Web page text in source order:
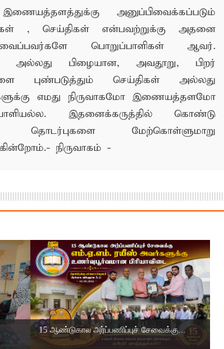
அனுப்பிவைக்கப்படும்
, செய்திகள் என்பவற்றுக்கு அதனை
பொறுப்பாளிகள் ஆவர்.
அல்லது பிழையான, அவதூறு, பிறர்
புண்படுத்தும் செய்திகள் அல்லது
எமது நிருவாகமோ இணையத்தளமோ
இதனைக்கருத்தில் கொண்டு
தொடர்புகளை மேற்கொள்ளுமாறு
நிருவாகம் -
15 ஆண்டுகால அர்ப்பணிப்புச் சேவைக்கு...